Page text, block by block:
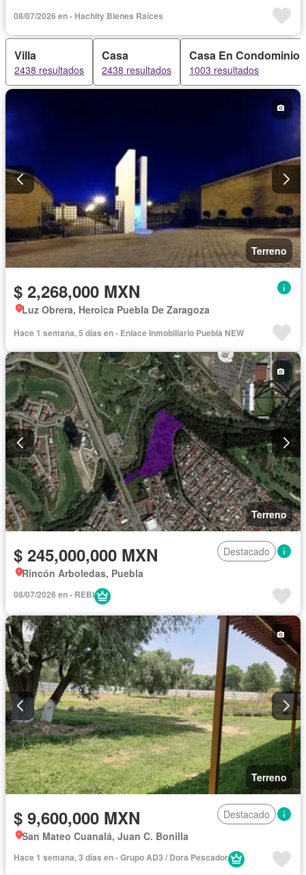
08/07/2026 en - Hachity Bienes Raíces
Villa
2438 resultados
Casa
2438 resultados
Casa En Condominio
1003 resultados
Terreno
$ 2,268,000 MXN
Luz Obrera, Heroica Puebla De Zaragoza
Hace 1 semana, 5 días en - Enlace Inmobiliario Puebla NEW
Terreno
$ 245,000,000 MXN
Destacado
Rincón Arboledas, Puebla
08/07/2026 en - REBI
Terreno
$ 9,600,000 MXN
Destacado
San Mateo Cuanalá, Juan C. Bonilla
Hace 1 semana, 3 días en - Grupo AD3 / Dora Pescador